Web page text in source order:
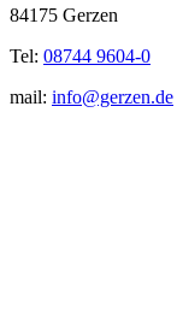
84175 Gerzen
Tel: 08744 9604-0
mail: info@gerzen.de